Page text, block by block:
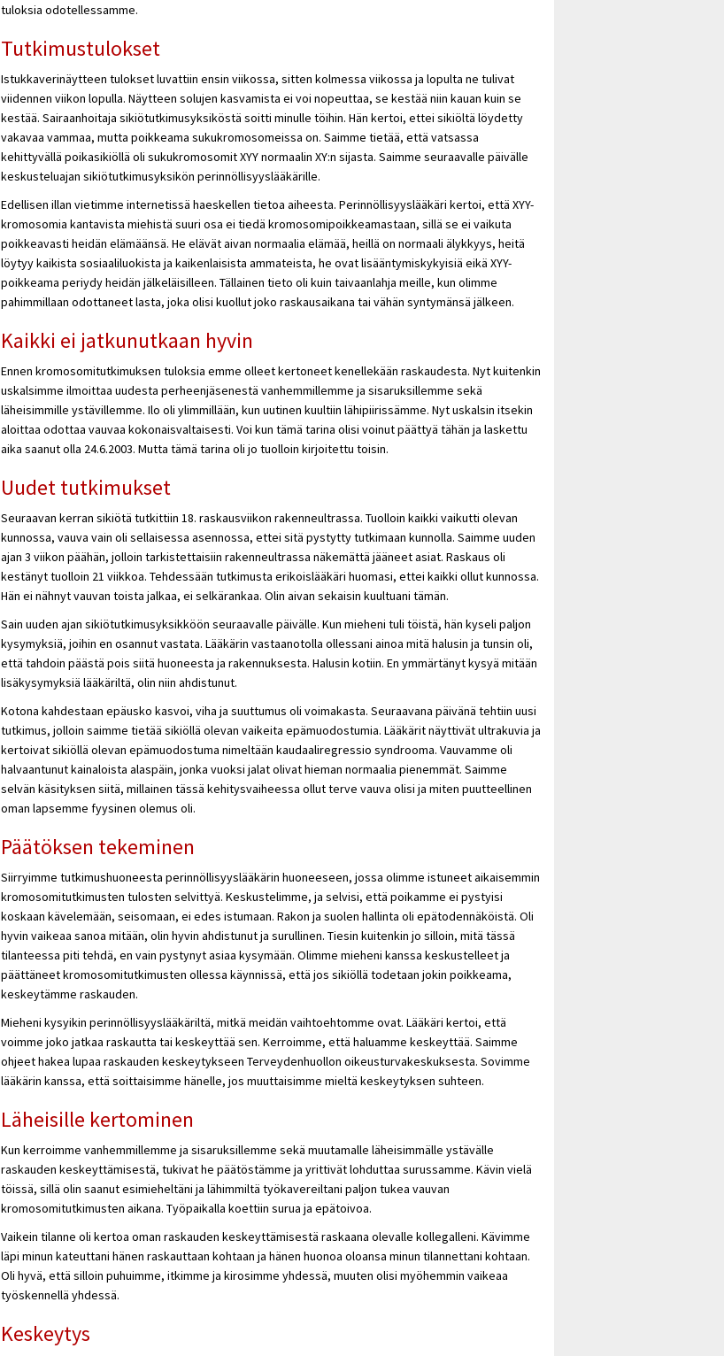
tuloksia odotellessamme.
Tutkimustulokset
Istukkaverinäytteen tulokset luvattiin ensin viikossa, sitten kolmessa viikossa ja lopulta ne tulivat
viidennen viikon lopulla. Näytteen solujen kasvamista ei voi nopeuttaa, se kestää niin kauan kuin se
kestää. Sairaanhoitaja sikiötutkimusyksiköstä soitti minulle töihin. Hän kertoi, ettei sikiöltä löydetty
vakavaa vammaa, mutta poikkeama sukukromosomeissa on. Saimme tietää, että vatsassa
kehittyvällä poikasikiöllä oli sukukromosomit XYY normaalin XY:n sijasta. Saimme seuraavalle päivälle
keskusteluajan sikiötutkimusyksikön perinnöllisyyslääkärille.
Edellisen illan vietimme internetissä haeskellen tietoa aiheesta. Perinnöllisyyslääkäri kertoi, että XYY-
kromosomia kantavista miehistä suuri osa ei tiedä kromosomipoikkeamastaan, sillä se ei vaikuta
poikkeavasti heidän elämäänsä. He elävät aivan normaalia elämää, heillä on normaali älykkyys, heitä
löytyy kaikista sosiaaliluokista ja kaikenlaisista ammateista, he ovat lisääntymiskykyisiä eikä XYY-
poikkeama periydy heidän jälkeläisilleen. Tällainen tieto oli kuin taivaanlahja meille, kun olimme
pahimmillaan odottaneet lasta, joka olisi kuollut joko raskausaikana tai vähän syntymänsä jälkeen.
Kaikki ei jatkunutkaan hyvin
Ennen kromosomitutkimuksen tuloksia emme olleet kertoneet kenellekään raskaudesta. Nyt kuitenkin
uskalsimme ilmoittaa uudesta perheenjäsenestä vanhemmillemme ja sisaruksillemme sekä
läheisimmille ystävillemme. Ilo oli ylimmillään, kun uutinen kuultiin lähipiirissämme. Nyt uskalsin itsekin
aloittaa odottaa vauvaa kokonaisvaltaisesti. Voi kun tämä tarina olisi voinut päättyä tähän ja laskettu
aika saanut olla 24.6.2003. Mutta tämä tarina oli jo tuolloin kirjoitettu toisin.
Uudet tutkimukset
Seuraavan kerran sikiötä tutkittiin 18. raskausviikon rakenneultrassa. Tuolloin kaikki vaikutti olevan
kunnossa, vauva vain oli sellaisessa asennossa, ettei sitä pystytty tutkimaan kunnolla. Saimme uuden
ajan 3 viikon päähän, jolloin tarkistettaisiin rakenneultrassa näkemättä jääneet asiat. Raskaus oli
kestänyt tuolloin 21 viikkoa. Tehdessään tutkimusta erikoislääkäri huomasi, ettei kaikki ollut kunnossa.
Hän ei nähnyt vauvan toista jalkaa, ei selkärankaa. Olin aivan sekaisin kuultuani tämän.
Sain uuden ajan sikiötutkimusyksikköön seuraavalle päivälle. Kun mieheni tuli töistä, hän kyseli paljon
kysymyksiä, joihin en osannut vastata. Lääkärin vastaanotolla ollessani ainoa mitä halusin ja tunsin oli,
että tahdoin päästä pois siitä huoneesta ja rakennuksesta. Halusin kotiin. En ymmärtänyt kysyä mitään
lisäkysymyksiä lääkäriltä, olin niin ahdistunut.
Kotona kahdestaan epäusko kasvoi, viha ja suuttumus oli voimakasta. Seuraavana päivänä tehtiin uusi
tutkimus, jolloin saimme tietää sikiöllä olevan vaikeita epämuodostumia. Lääkärit näyttivät ultrakuvia ja
kertoivat sikiöllä olevan epämuodostuma nimeltään kaudaaliregressio syndrooma. Vauvamme oli
halvaantunut kainaloista alaspäin, jonka vuoksi jalat olivat hieman normaalia pienemmät. Saimme
selvän käsityksen siitä, millainen tässä kehitysvaiheessa ollut terve vauva olisi ja miten puutteellinen
oman lapsemme fyysinen olemus oli.
Päätöksen tekeminen
Siirryimme tutkimushuoneesta perinnöllisyyslääkärin huoneeseen, jossa olimme istuneet aikaisemmin
kromosomitutkimusten tulosten selvittyä. Keskustelimme, ja selvisi, että poikamme ei pystyisi
koskaan kävelemään, seisomaan, ei edes istumaan. Rakon ja suolen hallinta oli epätodennäköistä. Oli
hyvin vaikeaa sanoa mitään, olin hyvin ahdistunut ja surullinen. Tiesin kuitenkin jo silloin, mitä tässä
tilanteessa piti tehdä, en vain pystynyt asiaa kysymään. Olimme mieheni kanssa keskustelleet ja
päättäneet kromosomitutkimusten ollessa käynnissä, että jos sikiöllä todetaan jokin poikkeama,
keskeytämme raskauden.
Mieheni kysyikin perinnöllisyyslääkäriltä, mitkä meidän vaihtoehtomme ovat. Lääkäri kertoi, että
voimme joko jatkaa raskautta tai keskeyttää sen. Kerroimme, että haluamme keskeyttää. Saimme
ohjeet hakea lupaa raskauden keskeytykseen Terveydenhuollon oikeusturvakeskuksesta. Sovimme
lääkärin kanssa, että soittaisimme hänelle, jos muuttaisimme mieltä keskeytyksen suhteen.
Läheisille kertominen
Kun kerroimme vanhemmillemme ja sisaruksillemme sekä muutamalle läheisimmälle ystävälle
raskauden keskeyttämisestä, tukivat he päätöstämme ja yrittivät lohduttaa surussamme. Kävin vielä
töissä, sillä olin saanut esimieheltäni ja lähimmiltä työkavereiltani paljon tukea vauvan
kromosomitutkimusten aikana. Työpaikalla koettiin surua ja epätoivoa.
Vaikein tilanne oli kertoa oman raskauden keskeyttämisestä raskaana olevalle kollegalleni. Kävimme
läpi minun kateuttani hänen raskauttaan kohtaan ja hänen huonoa oloansa minun tilannettani kohtaan.
Oli hyvä, että silloin puhuimme, itkimme ja kirosimme yhdessä, muuten olisi myöhemmin vaikeaa
työskennellä yhdessä.
Keskeytys